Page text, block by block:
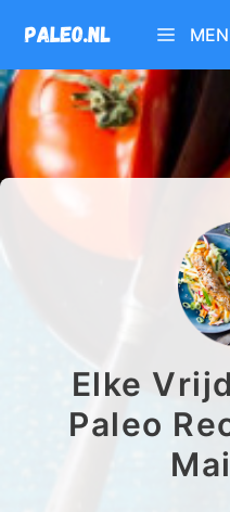
naar
de
inhoud
Elke
Paleo